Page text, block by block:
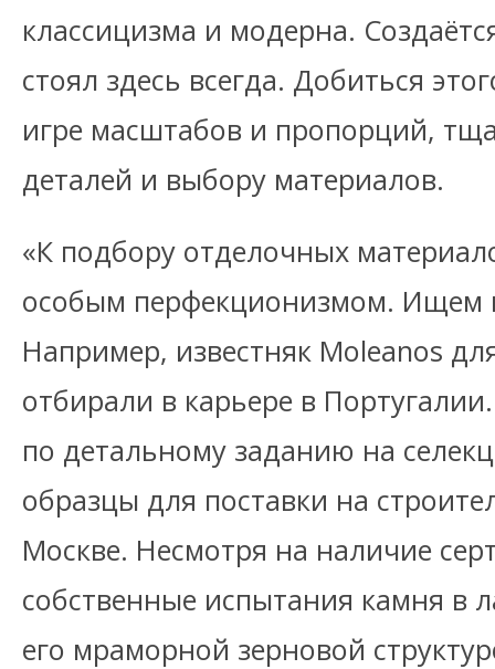
классицизма и модерна.
стоял здесь всегда. Добиться
игре масштабов и пропорций,
деталей и выбору материалов.
«К подбору отделочных
особым перфекционизмом. Ищем
Например, известняк Moleanos
отбирали в карьере в
по детальному заданию на
образцы для поставки на
Москве. Несмотря на наличие
собственные испытания камня в
его мраморной зерновой